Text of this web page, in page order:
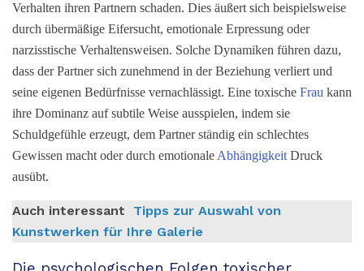
Verhalten ihren Partnern schaden. Dies äußert sich beispielsweise
durch übermäßige Eifersucht, emotionale Erpressung oder
narzisstische Verhaltensweisen. Solche Dynamiken führen dazu,
dass der Partner sich zunehmend in der Beziehung verliert und
seine eigenen Bedürfnisse vernachlässigt. Eine toxische Frau kann
ihre Dominanz auf subtile Weise ausspielen, indem sie
Schuldgefühle erzeugt, dem Partner ständig ein schlechtes
Gewissen macht oder durch emotionale Abhängigkeit Druck
ausübt.
Auch interessant
Tipps zur Auswahl von
Kunstwerken für Ihre Galerie